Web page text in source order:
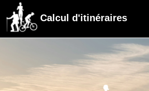
Calcul d'itinéraires